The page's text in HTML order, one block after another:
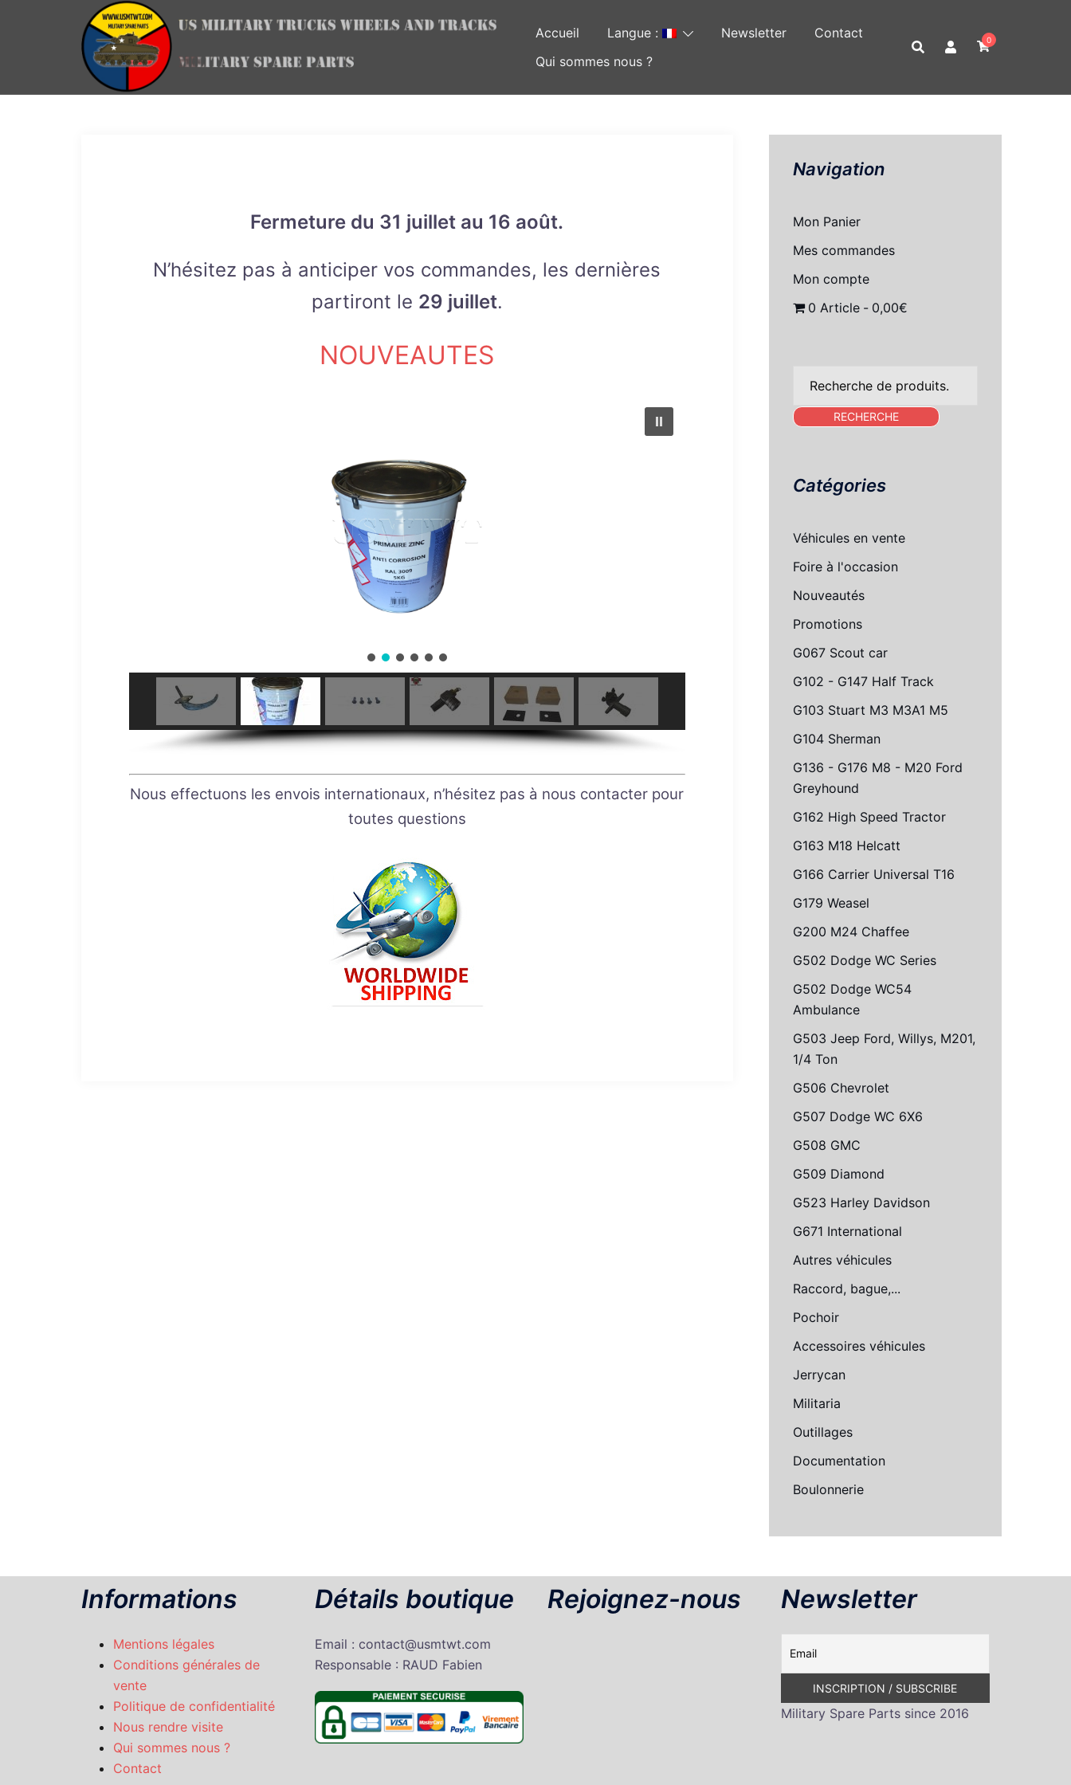
Accueil Langue : Newsletter
Contact
Qui sommes nous ?
0
Fermeture du 31 juillet au 16 août.
N’hésitez pas à anticiper vos commandes, les dernières
partiront le 29 juillet.
NOUVEAUTES
Nous effectuons les envois internationaux, n’hésitez pas à nous contacter pour
toutes questions
Navigation
Mon Panier
Mes commandes
Mon compte
0 Article
0,00€
pour :
RECHERCHE
Catégories
Véhicules en vente
Foire à l'occasion
Nouveautés
Promotions
G067 Scout car
G102 - G147 Half Track
G103 Stuart M3 M3A1 M5
G104 Sherman
G136 - G176 M8 - M20 Ford
Greyhound
G162 High Speed Tractor
G163 M18 Helcatt
G166 Carrier Universal T16
G179 Weasel
G200 M24 Chaffee
G502 Dodge WC Series
G502 Dodge WC54
Ambulance
G503 Jeep Ford, Willys, M201,
1/4 Ton
G506 Chevrolet
G507 Dodge WC 6X6
G508 GMC
G509 Diamond
G523 Harley Davidson
G671 International
Autres véhicules
Raccord, bague,...
Pochoir
Accessoires véhicules
Jerrycan
Militaria
Outillages
Documentation
Boulonnerie
Informations
Mentions légales
Conditions générales de
vente
Politique de confidentialité
Nous rendre visite
Qui sommes nous ?
Contact
Détails boutique
Email : contact@usmtwt.com
Responsable : RAUD Fabien
Rejoignez-nous Newsletter
Military Spare Parts since 2016